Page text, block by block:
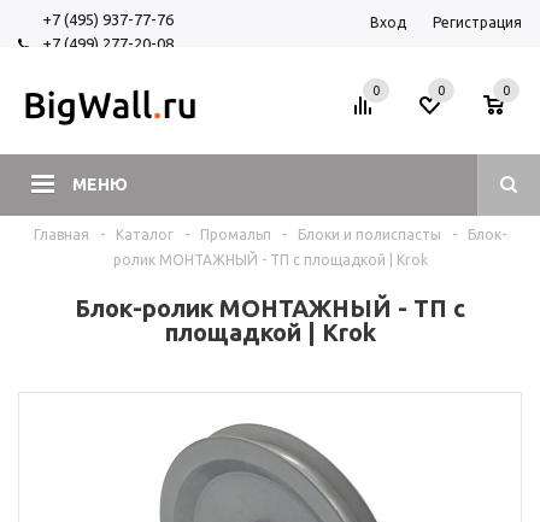
+7 (495) 937-77-76
+7 (499) 277-20-08
Вход Регистрация
МЕНЮ
0 0
0
Главная - Каталог - Промальп - Блоки и полиспасты -
Блок-
ролик МОНТАЖНЫЙ - ТП с площадкой | Krok
Блок-ролик МОНТАЖНЫЙ - ТП с
площадкой | Krok